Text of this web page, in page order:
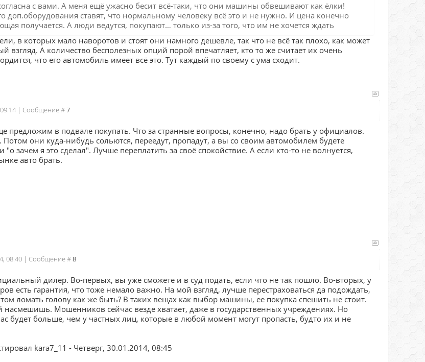
с вами. А меня ещё ужасно бесит всё-таки, что они машины обвешивают как ёлки!
доп.оборудования ставят, что нормальному человеку всё это и не нужно. И цена конечно
получается. А люди ведутся, покупают… только из-за того, что им не хочется ждать
в которых мало наворотов и стоят они намного дешевле, так что не всё так плохо, как может
взгляд. А количество бесполезных опций порой впечатляет, кто то же считает их очень
что его автомобиль имеет всё это. Тут каждый по своему с ума сходит.
09:14 | Сообщение #7
предложим в подвале покупать. Что за странные вопросы, конечно, надо брать у официалов.
Потом они куда-нибудь сольются, переедут, пропадут, а вы со своим автомобилем будете
"о зачем я это сделал". Лучше переплатить за своё спокойствие. А если кто-то не волнуется,
авто брать.
08:40 | Сообщение #8
дилер. Во-первых, вы уже сможете и в суд подать, если что не так пошло. Во-вторых, у
есть гарантия, что тоже немало важно. На мой взгляд, лучше перестраховаться да подождать,
ломать голову как же быть? В таких вещах как выбор машины, ее покупка спешить не стоит.
Мошенников сейчас везде хватает, даже в государственных учреждениях. Но
будет больше, чем у частных лиц, которые в любой момент могут пропасть, будто их и не
kara7_11 - Четверг, 30.01.2014, 08:45